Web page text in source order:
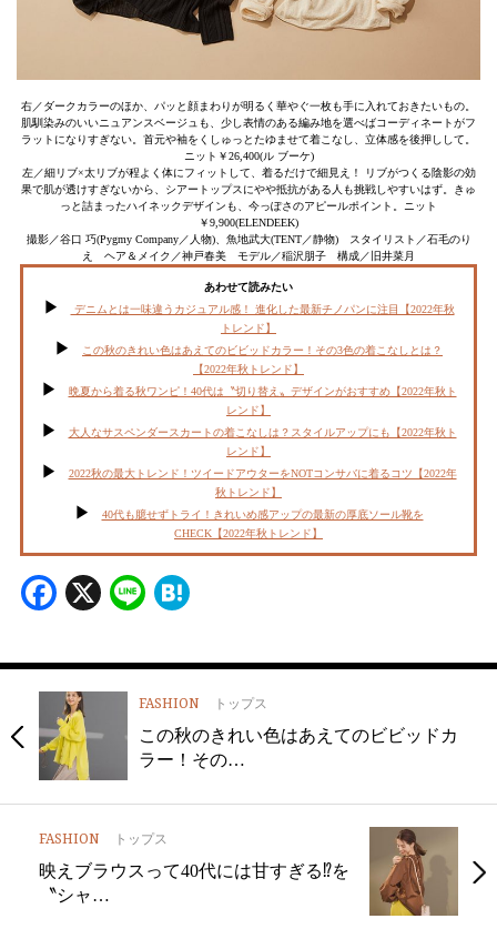
右／ダークカラーのほか、パッと顔まわりが明るく華やぐ一枚も手に入れておきたいもの。
肌馴染みのいいニュアンスベージュも、少し表情のある編み地を選べばコーディネートがフ
ラットになりすぎない。首元や袖をくしゅっとたゆませて着こなし、立体感を後押しして。
ニット￥26,400(ル ブーケ)
左／細リブ×太リブが程よく体にフィットして、着るだけで細見え！ リブがつくる陰影の効
果で肌が透けすぎないから、シアートップスにやや抵抗がある人も挑戦しやすいはず。きゅ
っと詰まったハイネックデザインも、今っぽさのアピールポイント。ニット
￥9,900(ELENDEEK)
撮影／谷口 巧(Pygmy Company／人物)、魚地武大(TENT／静物) スタイリスト／石毛のり
え ヘア＆メイク／神戸春美 モデル／稲沢朋子 構成／旧井菜月
あわせて読みたい
デニムとは一味違うカジュアル感！ 進化した最新チノパンに注目【2022年秋
トレンド】
この秋のきれい色はあえてのビビッドカラー！その3色の着こなしとは？
【2022年秋トレンド】
晩夏から着る秋ワンピ！40代は〝切り替え〟デザインがおすすめ【2022年秋ト
レンド】
大人なサスペンダースカートの着こなしは？スタイルアップにも【2022年秋ト
レンド】
2022秋の最大トレンド！ツイードアウターをNOTコンサバに着るコツ【2022年
秋トレンド】
40代も臆せずトライ！きれいめ感アップの最新の厚底ソール靴を
CHECK【2022年秋トレンド】
Facebook
X Line
FASHION トップス
この秋のきれい色はあえてのビビッドカ
ラー！その…
FASHION トップス
映えブラウスって40代には甘すぎる⁉︎を
〝シャ…